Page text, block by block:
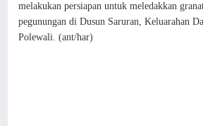
melakukan persiapan untuk meledakkan
pegunungan di Dusun Saruran, Keluarahan
Polewali. (ant/har)